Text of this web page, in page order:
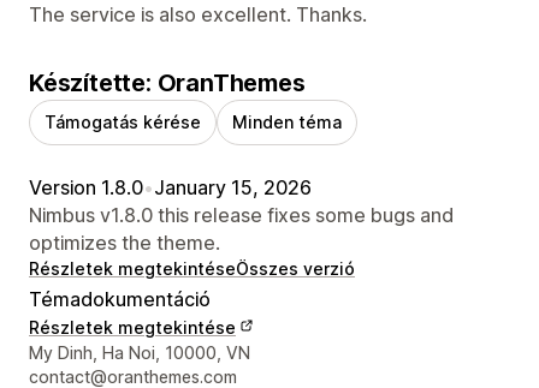
The service is also excellent. Thanks.
Készítette: OranThemes
Támogatás kérése Minden téma
Version 1.8.0•January 15, 2026
Nimbus v1.8.0 this release fixes some bugs and
optimizes the theme.
Részletek megtekintéseÖsszes verzió
Témadokumentáció
Részletek megtekintése
Dizájner kapcsolattartási adatai
My Dinh, Ha Noi, 10000, VN
contact@oranthemes.com